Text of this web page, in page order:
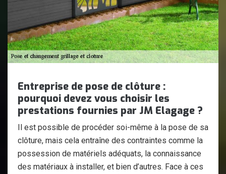
Entreprise de pose de clôture :
pourquoi devez vous choisir les
prestations fournies par JM Elagage ?
Il est possible de procéder soi-même à la pose de sa
clôture, mais cela entraîne des contraintes comme la
possession de matériels adéquats, la connaissance
des matériaux à installer, et bien d’autres. Face à ces